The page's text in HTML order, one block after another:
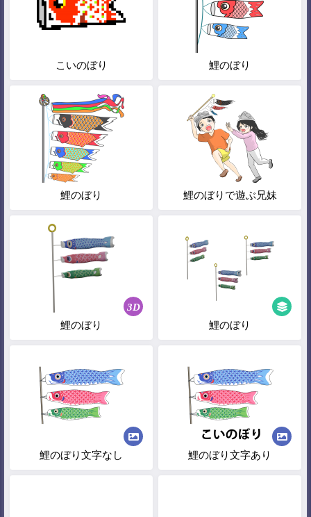
こいのぼり 鯉のぼり
鯉のぼり 鯉のぼりで遊ぶ兄妹
3D
鯉のぼり 鯉のぼり
鯉のぼり文字なし 鯉のぼり文字あり